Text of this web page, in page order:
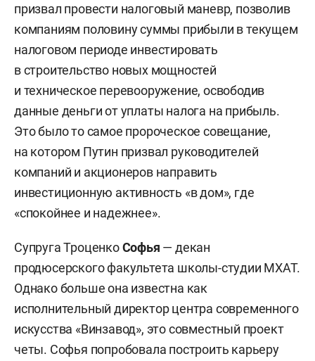
призвал провести налоговый маневр, позволив
компаниям половину суммы прибыли в текущем
налоговом периоде инвестировать
в строительство новых мощностей
и техническое перевооружение, освободив
данные деньги от уплаты налога на прибыль.
Это было то самое пророческое совещание,
на котором Путин призвал руководителей
компаний и акционеров направить
инвестиционную активность «в дом», где
«спокойнее и надежнее».
Супруга ТроценкоСофья — декан
продюсерского факультета школы-студии МХАТ.
Однако больше она известна как
исполнительный директор центра современного
искусства «Винзавод», это совместный проект
четы. Софья попробовала построить карьеру